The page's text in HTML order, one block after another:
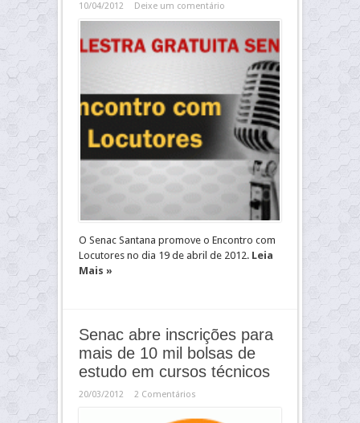
10/04/2012 Deixe um comentário
O Senac Santana promove o Encontro com
Locutores no dia 19 de abril de 2012. Leia
Mais »
Senac abre inscrições para
mais de 10 mil bolsas de
estudo em cursos técnicos
20/03/2012 2 Comentários